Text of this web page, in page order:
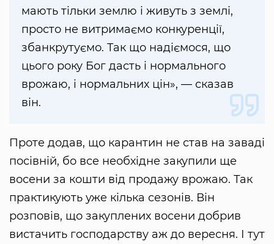
мають тільки землю і живуть з землі,
просто не витримаємо конкуренції,
збанкрутуємо. Так що надіємося, що
цього року Бог дасть і нормального
врожаю, і нормальних цін», — сказав
він.
Проте додав, що карантин не став на заваді
посівній, бо все необхідне закупили ще
восени за кошти від продажу врожаю. Так
практикують уже кілька сезонів. Він
розповів, що закуплених восени добрив
вистачить господарству аж до вересня. І тут